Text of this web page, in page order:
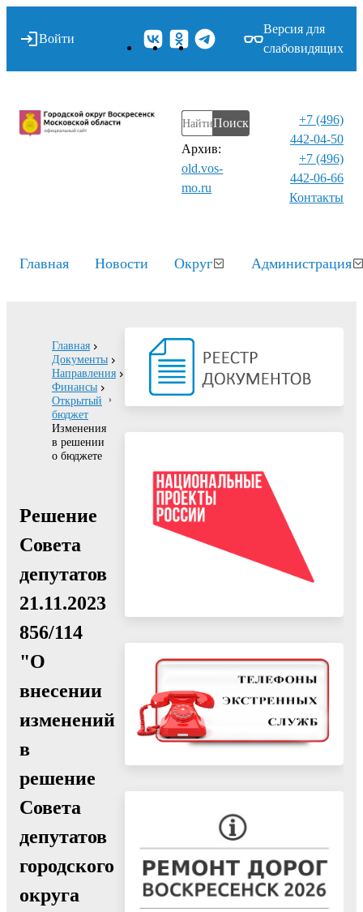
Войти
Версия для
слабовидящих
Поиск
Архив:
old.vos-
mo.ru
+7 (496)
442-04-50
+7 (496)
442-06-66
Контакты⁠
Главная Новости Округ Администрация
Главная
Документы
Направления
Финансы
Открытый
бюджет
Изменения
в решении
о бюджете
Решение
Совета
депутатов
21.11.2023
856/114
"О
внесении
изменений
в
решение
Совета
депутатов
городского
округа